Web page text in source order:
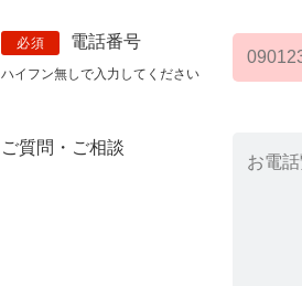
必須 電話番号
ハイフン無しで入力してください
ご質問・ご相談